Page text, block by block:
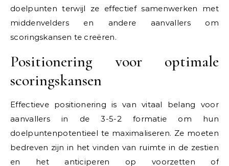
doelpunten terwijl ze effectief samenwerken met
middenvelders en andere aanvallers om
scoringskansen te creëren.
Positionering voor optimale
scoringskansen
Effectieve positionering is van vitaal belang voor
aanvallers in de 3-5-2 formatie om hun
doelpuntenpotentieel te maximaliseren. Ze moeten
bedreven zijn in het vinden van ruimte in de zestien
en het anticiperen op voorzetten of